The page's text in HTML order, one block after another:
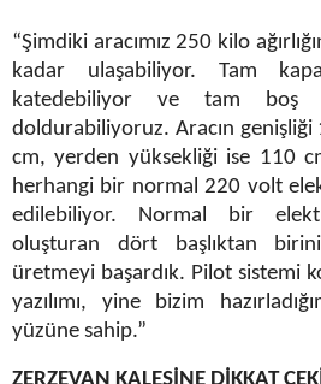
“Şimdiki aracımız 250 kilo
kadar ulaşabiliyor. Tam
katedebiliyor ve tam boş
doldurabiliyoruz. Aracın
cm, yerden yüksekliği ise 110
herhangi bir normal 220 volt
edilebiliyor. Normal bir
oluşturan dört başlıktan
üretmeyi başardık. Pilot sistemi
yazılımı, yine bizim
yüzüne sahip.”
ZERZEVAN KALESİNE DİKKAT